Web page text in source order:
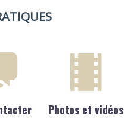
Photos et vidéos